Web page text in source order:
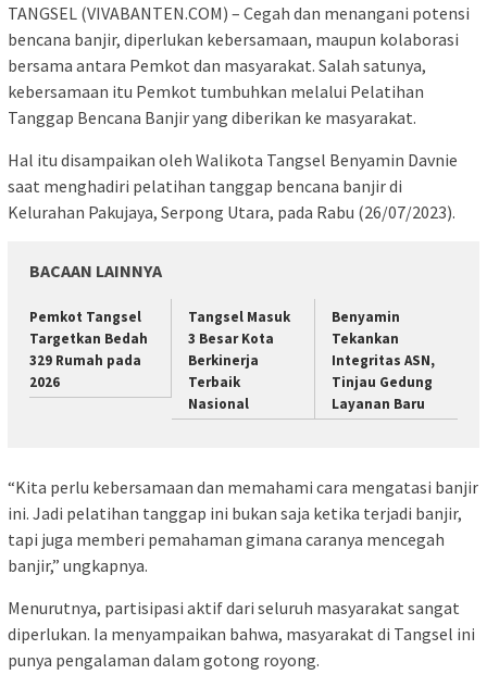
TANGSEL (VIVABANTEN.COM) – Cegah dan menangani potensi
bencana banjir, diperlukan kebersamaan, maupun kolaborasi
bersama antara Pemkot dan masyarakat. Salah satunya,
kebersamaan itu Pemkot tumbuhkan melalui Pelatihan
Tanggap Bencana Banjir yang diberikan ke masyarakat.
Hal itu disampaikan oleh Walikota Tangsel Benyamin Davnie
saat menghadiri pelatihan tanggap bencana banjir di
Kelurahan Pakujaya, Serpong Utara, pada Rabu (26/07/2023).
BACAAN LAINNYA
Pemkot Tangsel
Targetkan Bedah
329 Rumah pada
2026
Tangsel Masuk
3 Besar Kota
Berkinerja
Terbaik
Nasional
Benyamin
Tekankan
Integritas ASN,
Tinjau Gedung
Layanan Baru
“Kita perlu kebersamaan dan memahami cara mengatasi banjir
ini. Jadi pelatihan tanggap ini bukan saja ketika terjadi banjir,
tapi juga memberi pemahaman gimana caranya mencegah
banjir,” ungkapnya.
Menurutnya, partisipasi aktif dari seluruh masyarakat sangat
diperlukan. Ia menyampaikan bahwa, masyarakat di Tangsel ini
punya pengalaman dalam gotong royong.